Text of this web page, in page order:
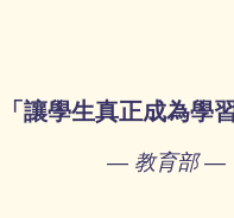
「讓學生真正成為學
— 教育部 —